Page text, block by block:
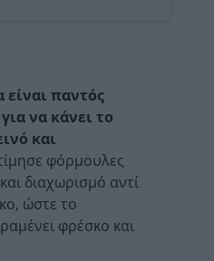
είναι παντός
να κάνει το
και
φόρμουλες
διαχωρισμό αντί
ώστε το
φρέσκο και